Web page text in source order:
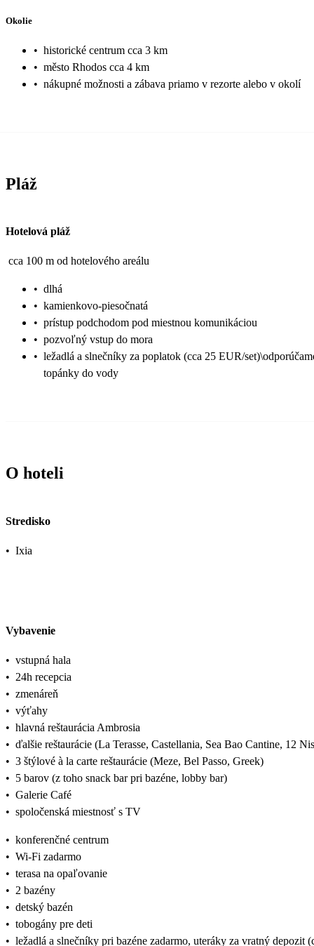
Okolie
• historické centrum cca 3 km
• město Rhodos cca 4 km
• nákupné možnosti a zábava priamo v rezorte alebo v okolí
Pláž
Hotelová pláž
cca 100 m od hotelového areálu
• dlhá
• kamienkovo-piesočnatá
• prístup podchodom pod miestnou komunikáciou
• pozvoľný vstup do mora
• ležadlá a slnečníky za poplatok (cca 25 EUR/
topánky do vody
O hoteli
Stredisko
• Ixia
Vybavenie
• vstupná hala
• 24h recepcia
• zmenáreň
• výťahy
• hlavná reštaurácia Ambrosia
• ďalšie reštaurácie (La Terasse, Castellania, Sea Bao Cantine, 12
• 3 štýlové à la carte reštaurácie (Meze, Bel Passo, Greek)
• 5 barov (z toho snack bar pri bazéne, lobby bar)
• Galerie Café
• spoločenská miestnosť s TV
• konferenčné centrum
• Wi-Fi zadarmo
• terasa na opaľovanie
• 2 bazény
• detský bazén
• tobogány pre deti
• ležadlá a slnečníky pri bazéne zadarmo, uteráky za vratný depozit